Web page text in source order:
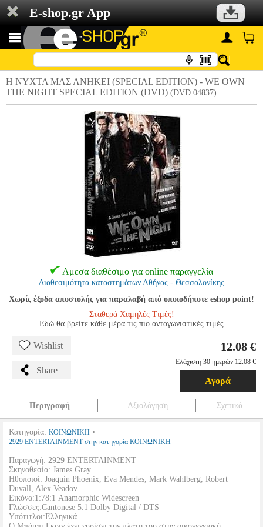
E-shop.gr App
Η ΝΥΧΤΑ ΜΑΣ ΑΝΗΚΕΙ (SPECIAL EDITION) - WE OWN
THE NIGHT SPECIAL EDITION (DVD) (DVD.04837)
Αμεσα διαθέσιμο για online παραγγελία
Διαθεσιμότητα καταστημάτων Αθήνας - Θεσσαλονίκης
Χωρίς έξοδα αποστολής για παραλαβή από οποιοδήποτε eshop point!
Σταθερά Χαμηλές Τιμές!
Εδώ θα βρείτε κάθε μέρα τις πιο ανταγωνιστικές τιμές
Wishlist
Share
12.08 €
Ελάχιστη 30 ημερών 12.08 €
Αγορά
Περιγραφή Αξιολόγηση Σχετικά
Κατηγορία: ΚΟΙΝΩΝΙΚΗ •
2929 ENTERTAINMENT στην κατηγορία ΚΟΙΝΩΝΙΚΗ
Παραγωγή: 2929 ENTERTAINMENT
Σκηνοθεσία: James Gray
Ηθοποιοί: Joaquin Phoenix, Eva Mendes, Mark Wahlberg, Robert
Duvall, Alex Veadov
Εικόνα:1:78:1 Anamorphic Widescreen
Γλώσσες:Cantonese 5.1 Dolby Digital / DTS
Υπότιτλοι:Ελληνικά